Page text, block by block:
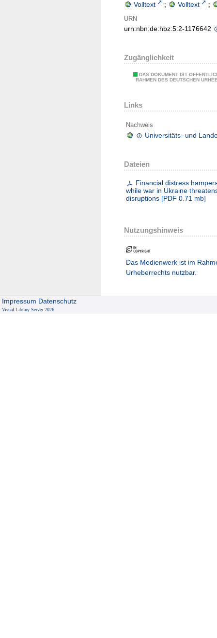
Volltext ; Volltext ;
URN
urn:nbn:de:hbz:5:2-1176642
Zugänglichkeit
DAS DOKUMENT IST
RAHMEN DES DEUTSCHEN
Links
Nachweis
Universitäts- und
Dateien
Financial distress
while war in Ukraine
disruptions [PDF 0.71 mb]
Nutzungshinweis
Das Medienwerk ist im
Urheberrechts nutzbar.
Impressum Datenschutz
Visual Library Server 2026